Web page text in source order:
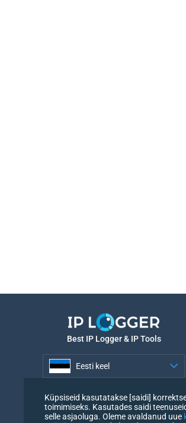
Best IP Logger & IP Tools
Eesti keel
Küpsiseid kasutatakse [saidi]
toimimiseks. Kasutades saidi
selle asjaoluga. Oleme avaldanud uue